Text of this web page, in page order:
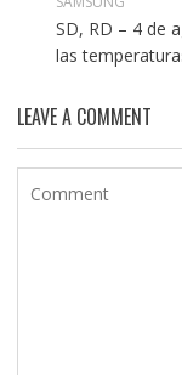
SD, RD – 4 de
las
LEAVE A COMMENT